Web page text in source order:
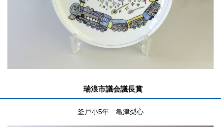
瑞浪市議会議長賞
釜戸小5年 亀津梨心